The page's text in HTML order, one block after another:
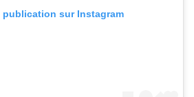
publication sur Instagram